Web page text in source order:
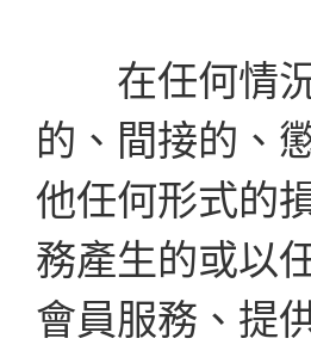
在任何情況
的、間接的、
他任何形式的
務產生的或以
會員服務、提